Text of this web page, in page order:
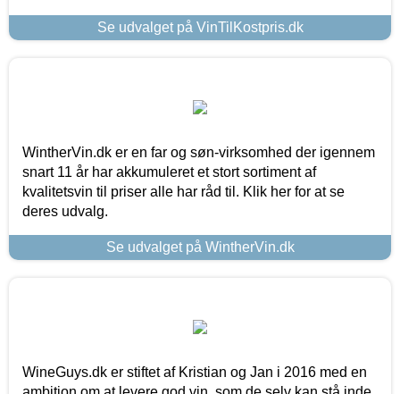
Se udvalget på VinTilKostpris.dk
WintherVin.dk er en far og søn-virksomhed der igennem
snart 11 år har akkumuleret et stort sortiment af
kvalitetsvin til priser alle har råd til. Klik her for at se
deres udvalg.
Se udvalget på WintherVin.dk
WineGuys.dk er stiftet af Kristian og Jan i 2016 med en